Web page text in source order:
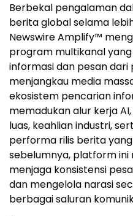
Berbekal pengalaman
berita global selama
Newswire Amplify™
program multikanal
informasi dan pesan dari
menjangkau media
ekosistem pencarian
memadukan alur kerja
luas, keahlian industri,
performa rilis berita
sebelumnya, platform
menjaga konsistensi
dan mengelola narasi
berbagai saluran